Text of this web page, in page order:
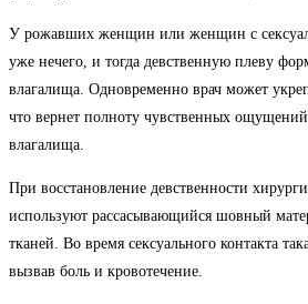
У рожавших женщин или женщин с
уже нечего, и тогда девственную плеву
влагалища. Одновременно врач может
что вернет полноту чувственных
влагалища.
При восстановление девственности хирурги
используют рассасывающийся шовный
тканей. Во время сексуального контакта
вызвав боль и кровотечение.